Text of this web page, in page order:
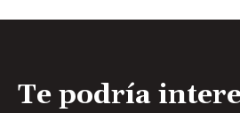
Te podría